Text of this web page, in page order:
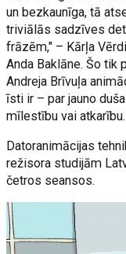
un bezkaunīga, tā
triviālās sadzīves
frāzēm," – Kārļa
Anda Baklāne. Šo tik
Andreja Brīvuļa
īsti ir – par jauno
mīlestību vai atkarību.
Datoranimācijas
režisora studijām
četros seansos.